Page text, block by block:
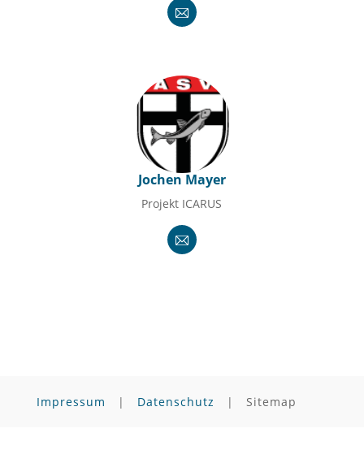
Jochen Mayer
Projekt ICARUS
Impressum | Datenschutz | Sitemap